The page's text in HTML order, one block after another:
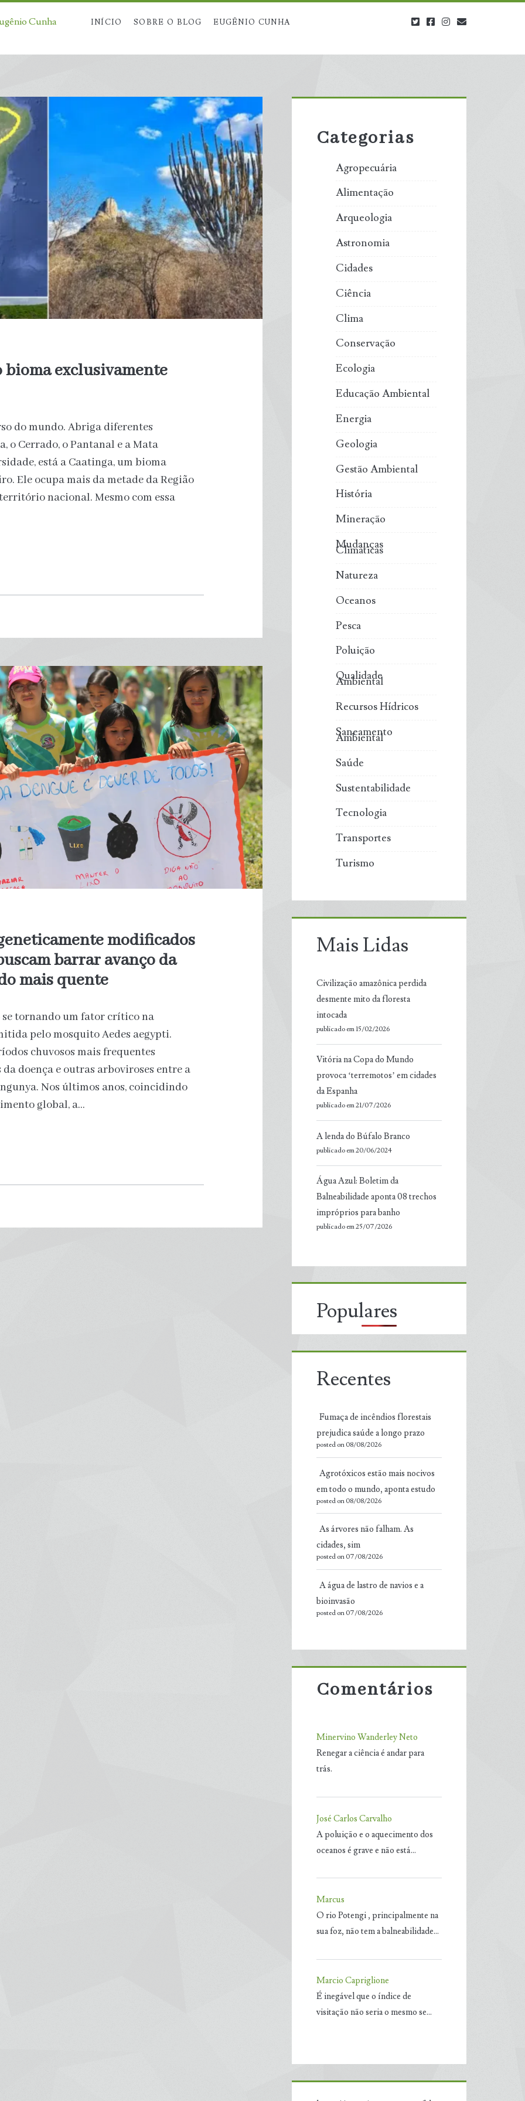
Cunha INÍCIO SOBRE O BLOG EUGÊNIO CUNHA twitterfacebookinstagram
bioma exclusivamente
do mundo. Abriga diferentes
o Cerrado, o Pantanal e a Mata
está a Caatinga, um bioma
Ele ocupa mais da metade da Região
nacional. Mesmo com essa
modificados
barrar avanço da
mais quente
tornando um fator crítico na
pelo mosquito Aedes aegypti.
chuvosos mais frequentes
doença e outras arboviroses entre a
Nos últimos anos, coincidindo
global, a…
Sidebar
Categorias
Agropecuária
Alimentação
Arqueologia
Astronomia
Cidades
Ciência
Clima
Conservação
Ecologia
Educação Ambiental
Energia
Geologia
Gestão Ambiental
História
Mineração
Mudanças
Climáticas
Natureza
Oceanos
Pesca
Poluição
Qualidade
Ambiental
Recursos Hídricos
Saneamento
Ambiental
Saúde
Sustentabilidade
Tecnologia
Transportes
Turismo
Mais Lidas
Civilização amazônica perdida
desmente mito da floresta
intocada
publicado em 15/02/2026
Vitória na Copa do Mundo
provoca ‘terremotos’ em cidades
da Espanha
publicado em 21/07/2026
A lenda do Búfalo Branco
publicado em 20/06/2024
Água Azul: Boletim da
Balneabilidade aponta 08 trechos
impróprios para banho
publicado em 25/07/2026
Populares
Recentes
Fumaça de incêndios florestais
prejudica saúde a longo prazo
posted on 08/08/2026
Agrotóxicos estão mais nocivos
em todo o mundo, aponta estudo
posted on 08/08/2026
As árvores não falham. As
cidades, sim
posted on 07/08/2026
A água de lastro de navios e a
bioinvasão
posted on 07/08/2026
Comentários
Minervino Wanderley Neto
Renegar a ciência é andar para
trás.
José Carlos Carvalho
A poluição e o aquecimento dos
oceanos é grave e não está…
Marcus
O rio Potengi , principalmente na
sua foz, não tem a balneabilidade…
Marcio Capriglione
É inegável que o índice de
visitação não seria o mesmo se…